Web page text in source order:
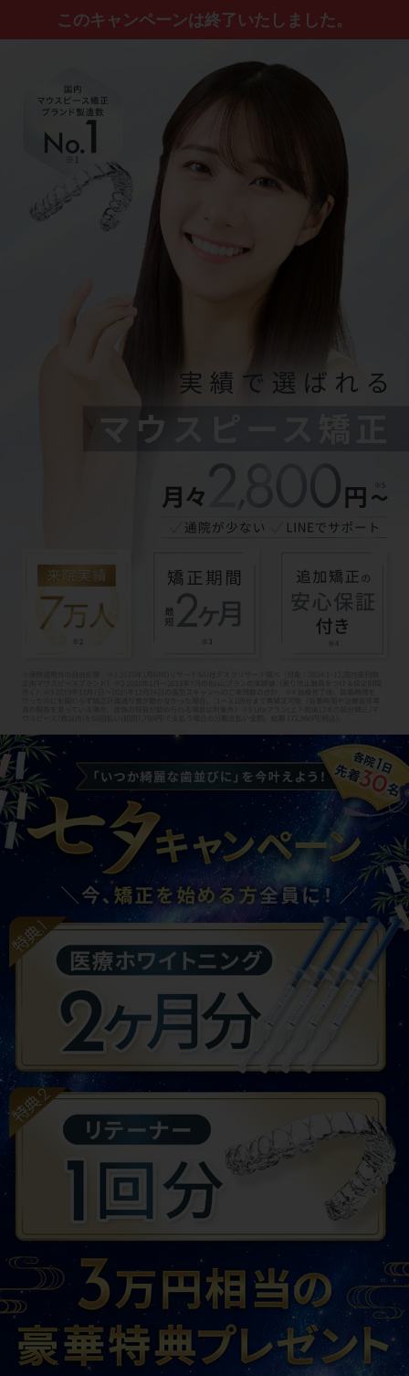
このキャンペーンは終了いたしました。